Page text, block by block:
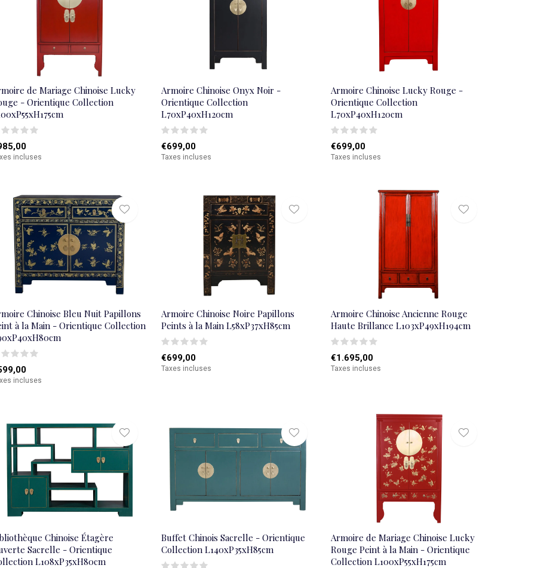
de Mariage Chinoise Lucky
- Orientique Collection
incluses
Armoire Chinoise Onyx Noir -
Orientique Collection
L70xP40xH120cm
€699,00
Taxes incluses
Armoire Chinoise Lucky Rouge -
Orientique Collection
L70xP40xH120cm
€699,00
Taxes incluses
Chinoise Bleu Nuit Papillons
à la Main - Orientique Collection
incluses
Armoire Chinoise Noire Papillons
Peints à la Main L58xP37xH85cm
€699,00
Taxes incluses
Armoire Chinoise Ancienne Rouge
Haute Brillance L103xP49xH194cm
€1.695,00
Taxes incluses
Chinoise Étagère
Sacrelle - Orientique
L108xP35xH80cm
Buffet Chinois Sacrelle - Orientique
Collection L140xP35xH85cm
Armoire de Mariage Chinoise Lucky
Rouge Peint à la Main - Orientique
Collection L100xP55xH175cm